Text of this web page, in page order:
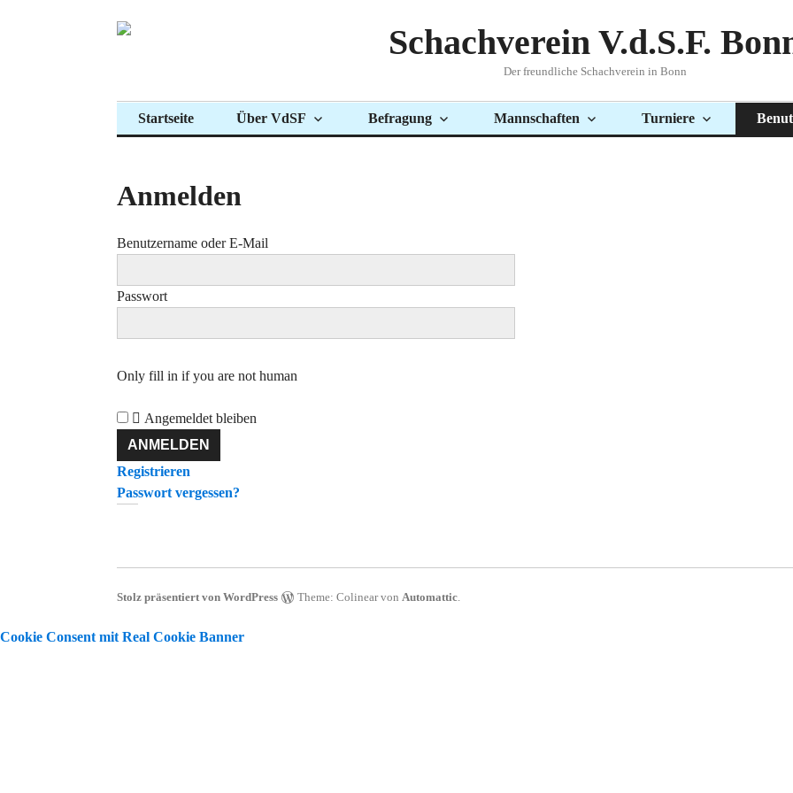
Inhalt
Schachverein V.d.S.F.
Der freundliche Schachverein in Bonn
Startseite Über VdSF Befragung Mannschaften Turniere
Anmelden
Benutzername oder E-Mail
Passwort
Only fill in if you are not human
Angemeldet bleiben
Registrieren
Passwort vergessen?
Stolz präsentiert von WordPress Theme: Colinear von Automattic.
Cookie Consent mit Real Cookie Banner